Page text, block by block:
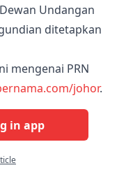
Undangan
ditetapkan
mengenai PRN
johor.
in app